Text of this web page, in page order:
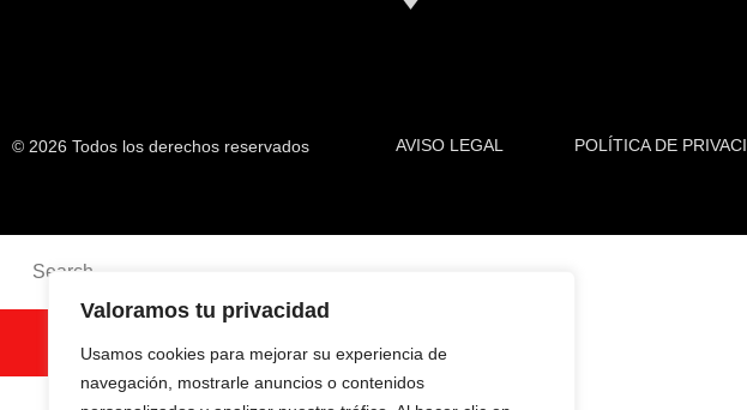
Valoramos tu privacidad
Usamos cookies para mejorar su experiencia de
navegación, mostrarle anuncios o contenidos
© 2026 Todos los derechos reservados AVISO LEGAL POLÍTICA DE
SEARCH